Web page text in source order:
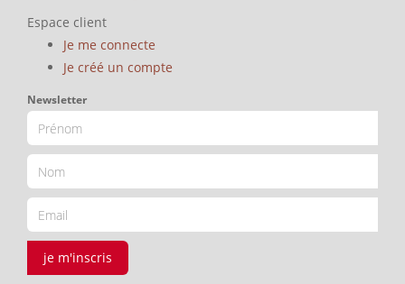
Espace client
Je me connecte
Je créé un compte
Newsletter
je m'inscris